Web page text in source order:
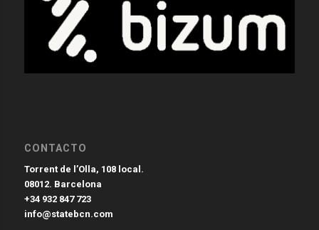
CONTACTO
Torrent de l’Olla, 108 local.
08012. Barcelona
+34 932 847 723
info@statebcn.com